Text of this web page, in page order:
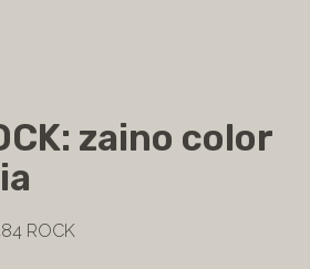
zaino color
ROCK